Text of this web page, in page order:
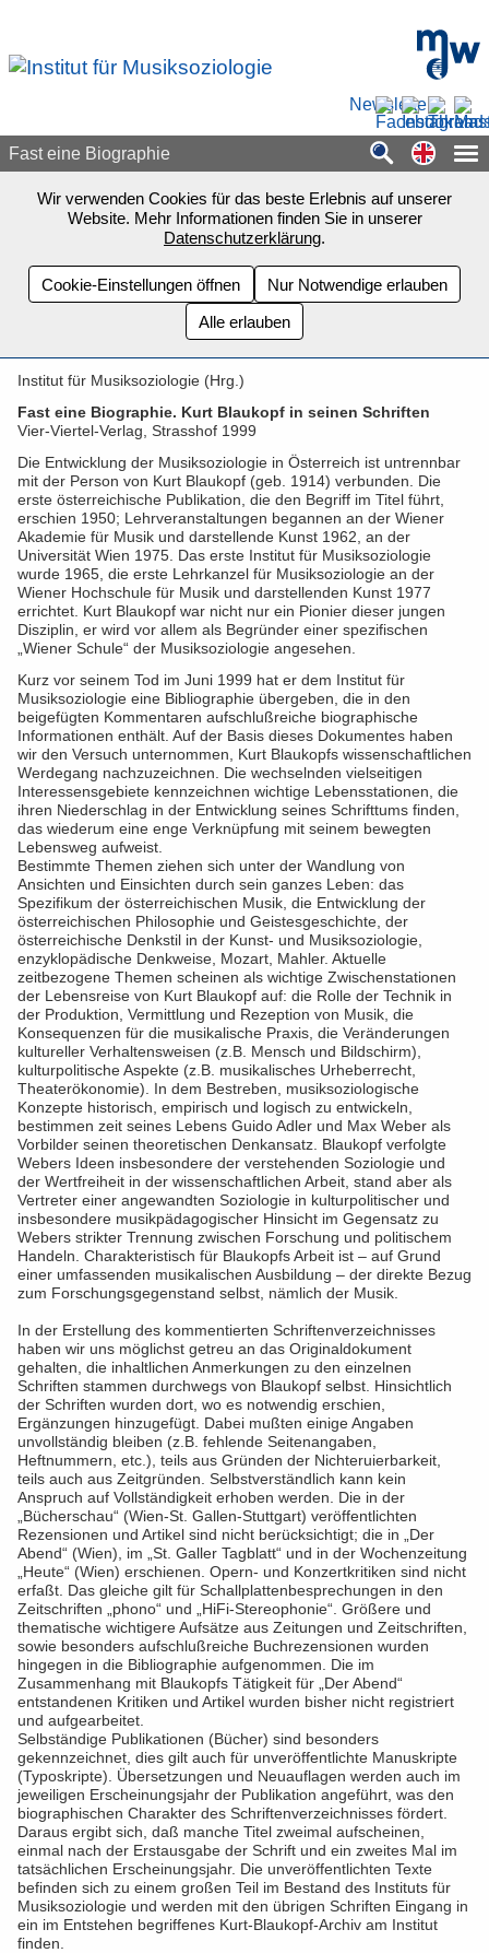
mdw -
Newsletter
Fast eine Biographie
Wir verwenden Cookies für das beste Erlebnis auf unserer
Website. Mehr Informationen finden Sie in unserer
Datenschutzerklärung.
Cookie-Einstellungen öffnen
Nur Notwendige erlauben
Alle erlauben
Institut für Musiksoziologie (Hrg.)
Fast eine Biographie. Kurt Blaukopf in seinen Schriften
Vier-Viertel-Verlag, Strasshof 1999
Die Entwicklung der Musiksoziologie in Österreich ist untrennbar
mit der Person von Kurt Blaukopf (geb. 1914) verbunden. Die
erste österreichische Publikation, die den Begriff im Titel führt,
erschien 1950; Lehrveranstaltungen begannen an der Wiener
Akademie für Musik und darstellende Kunst 1962, an der
Universität Wien 1975. Das erste Institut für Musiksoziologie
wurde 1965, die erste Lehrkanzel für Musiksoziologie an der
Wiener Hochschule für Musik und darstellenden Kunst 1977
errichtet. Kurt Blaukopf war nicht nur ein Pionier dieser jungen
Disziplin, er wird vor allem als Begründer einer spezifischen
„Wiener Schule“ der Musiksoziologie angesehen.
Kurz vor seinem Tod im Juni 1999 hat er dem Institut für
Musiksoziologie eine Bibliographie übergeben, die in den
beigefügten Kommentaren aufschlußreiche biographische
Informationen enthält. Auf der Basis dieses Dokumentes haben
wir den Versuch unternommen, Kurt Blaukopfs wissenschaftlichen
Werdegang nachzuzeichnen. Die wechselnden vielseitigen
Interessensgebiete kennzeichnen wichtige Lebensstationen, die
ihren Niederschlag in der Entwicklung seines Schrifttums finden,
das wiederum eine enge Verknüpfung mit seinem bewegten
Lebensweg aufweist.
Bestimmte Themen ziehen sich unter der Wandlung von
Ansichten und Einsichten durch sein ganzes Leben: das
Spezifikum der österreichischen Musik, die Entwicklung der
österreichischen Philosophie und Geistesgeschichte, der
österreichische Denkstil in der Kunst- und Musiksoziologie,
enzyklopädische Denkweise, Mozart, Mahler. Aktuelle
zeitbezogene Themen scheinen als wichtige Zwischenstationen
der Lebensreise von Kurt Blaukopf auf: die Rolle der Technik in
der Produktion, Vermittlung und Rezeption von Musik, die
Konsequenzen für die musikalische Praxis, die Veränderungen
kultureller Verhaltensweisen (z.B. Mensch und Bildschirm),
kulturpolitische Aspekte (z.B. musikalisches Urheberrecht,
Theaterökonomie). In dem Bestreben, musiksoziologische
Konzepte historisch, empirisch und logisch zu entwickeln,
bestimmen zeit seines Lebens Guido Adler und Max Weber als
Vorbilder seinen theoretischen Denkansatz. Blaukopf verfolgte
Webers Ideen insbesondere der verstehenden Soziologie und
der Wertfreiheit in der wissenschaftlichen Arbeit, stand aber als
Vertreter einer angewandten Soziologie in kulturpolitischer und
insbesondere musikpädagogischer Hinsicht im Gegensatz zu
Webers strikter Trennung zwischen Forschung und politischem
Handeln. Charakteristisch für Blaukopfs Arbeit ist – auf Grund
einer umfassenden musikalischen Ausbildung – der direkte Bezug
zum Forschungsgegenstand selbst, nämlich der Musik.
In der Erstellung des kommentierten Schriftenverzeichnisses
haben wir uns möglichst getreu an das Originaldokument
gehalten, die inhaltlichen Anmerkungen zu den einzelnen
Schriften stammen durchwegs von Blaukopf selbst. Hinsichtlich
der Schriften wurden dort, wo es notwendig erschien,
Ergänzungen hinzugefügt. Dabei mußten einige Angaben
unvollständig bleiben (z.B. fehlende Seitenangaben,
Heftnummern, etc.), teils aus Gründen der Nichteruierbarkeit,
teils auch aus Zeitgründen. Selbstverständlich kann kein
Anspruch auf Vollständigkeit erhoben werden. Die in der
„Bücherschau“ (Wien-St. Gallen-Stuttgart) veröffentlichten
Rezensionen und Artikel sind nicht berücksichtigt; die in „Der
Abend“ (Wien), im „St. Galler Tagblatt“ und in der Wochenzeitung
„Heute“ (Wien) erschienen. Opern- und Konzertkritiken sind nicht
erfaßt. Das gleiche gilt für Schallplattenbesprechungen in den
Zeitschriften „phono“ und „HiFi-Stereophonie“. Größere und
thematische wichtigere Aufsätze aus Zeitungen und Zeitschriften,
sowie besonders aufschlußreiche Buchrezensionen wurden
hingegen in die Bibliographie aufgenommen. Die im
Zusammenhang mit Blaukopfs Tätigkeit für „Der Abend“
entstandenen Kritiken und Artikel wurden bisher nicht registriert
und aufgearbeitet.
Selbständige Publikationen (Bücher) sind besonders
gekennzeichnet, dies gilt auch für unveröffentlichte Manuskripte
(Typoskripte). Übersetzungen und Neuauflagen werden auch im
jeweiligen Erscheinungsjahr der Publikation angeführt, was den
biographischen Charakter des Schriftenverzeichnisses fördert.
Daraus ergibt sich, daß manche Titel zweimal aufscheinen,
einmal nach der Erstausgabe der Schrift und ein zweites Mal im
tatsächlichen Erscheinungsjahr. Die unveröffentlichten Texte
befinden sich zu einem großen Teil im Bestand des Instituts für
Musiksoziologie und werden mit den übrigen Schriften Eingang in
ein im Entstehen begriffenes Kurt-Blaukopf-Archiv am Institut
finden.